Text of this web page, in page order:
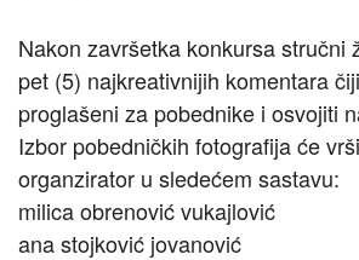
Nakon završetka konkursa stručni
pet (5) najkreativnijih komentara
proglašeni za pobednike i osvojiti
Izbor pobedničkih fotografija će
organzirator u sledećem sastavu:
milica obrenović vukajlović
ana stojković jovanović